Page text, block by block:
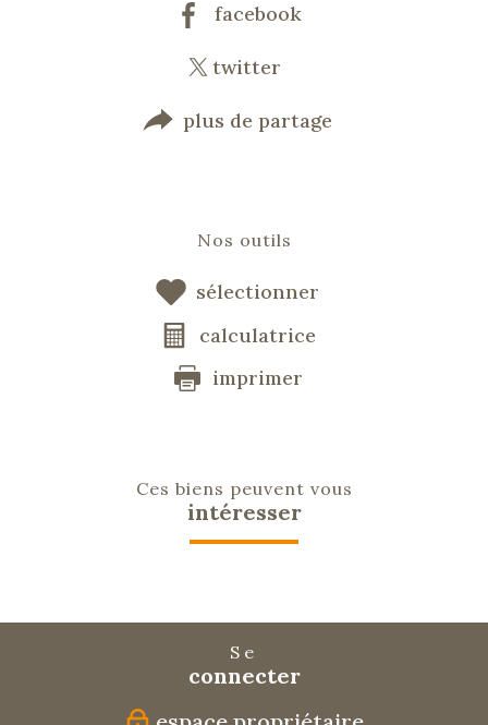
facebook
twitter
plus de partage
Nos outils
sélectionner
calculatrice
imprimer
Ces biens peuvent vous
intéresser
Se
connecter